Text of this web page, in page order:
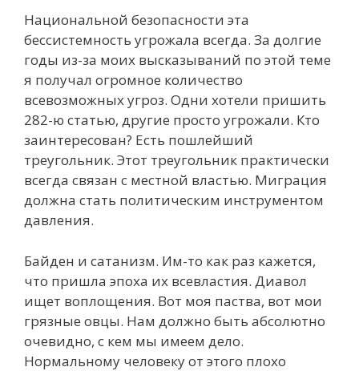
Национальной безопасности эта
бессистемность угрожала всегда. За долгие
годы из-за моих высказываний по этой теме
я получал огромное количество
всевозможных угроз. Одни хотели пришить
282-ю статью, другие просто угрожали. Кто
заинтересован? Есть пошлейший
треугольник. Этот треугольник практически
всегда связан с местной властью. Миграция
должна стать политическим инструментом
давления.
Байден и сатанизм. Им-то как раз кажется,
что пришла эпоха их всевластия. Диавол
ищет воплощения. Вот моя паства, вот мои
грязные овцы. Нам должно быть абсолютно
очевидно, с кем мы имеем дело.
Нормальному человеку от этого плохо